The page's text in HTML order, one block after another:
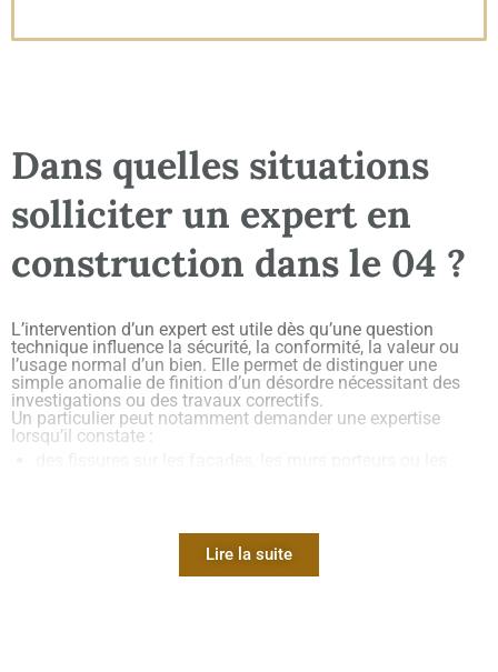
Dans quelles situations
solliciter un expert en
construction dans le 04 ?
L’intervention d’un expert est utile dès qu’une question
technique influence la sécurité, la conformité, la valeur ou
l’usage normal d’un bien. Elle permet de distinguer une
simple anomalie de finition d’un désordre nécessitant des
investigations ou des travaux correctifs.
Un particulier peut notamment demander une expertise
lorsqu’il constate :
persistante d’humidité ;Lire la suite